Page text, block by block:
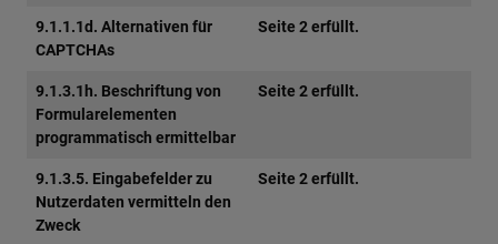
9.1.1.1d. Alternativen für
CAPTCHAs
Seite 2 erfüllt.
9.1.3.1h. Beschriftung von
Formularelementen
programmatisch ermittelbar
Seite 2 erfüllt.
9.1.3.5. Eingabefelder zu
Nutzerdaten vermitteln den
Zweck
Seite 2 erfüllt.